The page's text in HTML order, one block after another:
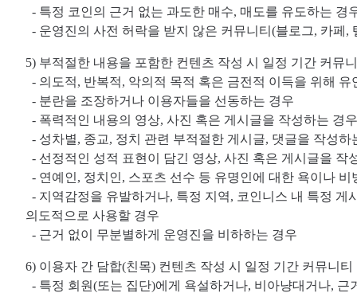
- 특정 코인의 근거 없는 과도한 매수, 매도를 유도하는 경
- 운영진의 사전 허락을 받지 않은 커뮤니티(블로그, 카페,
5) 부적절한 내용을 포함한 컨텐츠 작성 시 일정 기간 커뮤
- 의도적, 반복적, 악의적 목적 혹은 금전적 이득을 위해
- 분란을 조장하거나 이용자들을 선동하는 경우
- 폭력적인 내용의 영상, 사진 혹은 게시글을 작성하는 경우
- 성차별, 종교, 정치 관련 부적절한 게시글, 댓글을 작성하
- 선정적인 성적 표현이 담긴 영상, 사진 혹은 게시글을 작
- 연예인, 정치인, 스포츠 선수 등 유명인에 대한 욕이나
- 지역감정을 유발하거나, 특정 지역, 코인니스 내 특정
의도적으로 사용할 경우
- 근거 없이 무분별하게 운영진을 비하하는 경우
6) 이용자 간 담합(친목) 컨텐츠 작성 시 일정 기간 커뮤니
- 특정 회원(또는 집단)에게 욕설하거나, 비아냥대거나, 근